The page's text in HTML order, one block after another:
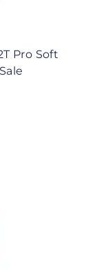
Pro Soft